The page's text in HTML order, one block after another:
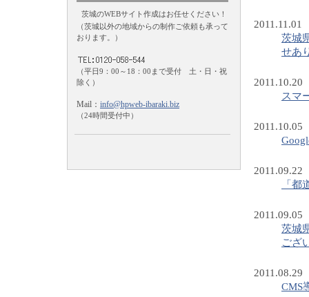
茨城のWEBサイト作成はお任せください！
（茨城以外の地域からの制作ご依頼も承って
おります。）
（平日9：00～18：00まで受付 土・日・祝
除く）
Mail： info@hpweb-ibaraki.biz
（24時間受付中）
2011.11.01
茨城
せあ
2011.10.20
スマ
2011.10.05
2011.09.22
「都
2011.09.05
茨城
ござ
2011.08.29
CMS